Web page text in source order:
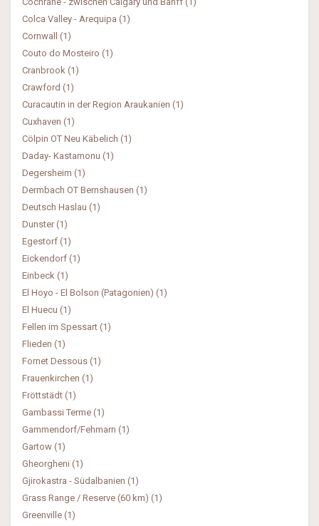
Colca Valley - Arequipa (1)
Cornwall (1)
Couto do Mosteiro (1)
Cranbrook (1)
Crawford (1)
Curacautin in der Region Araukanien (1)
Cuxhaven (1)
Cölpin OT Neu Käbelich (1)
Daday- Kastamonu (1)
Degersheim (1)
Dermbach OT Bernshausen (1)
Deutsch Haslau (1)
Dunster (1)
Egestorf (1)
Eickendorf (1)
Einbeck (1)
El Hoyo - El Bolson (Patagonien) (1)
El Huecu (1)
Fellen im Spessart (1)
Flieden (1)
Fornet Dessous (1)
Frauenkirchen (1)
Fröttstädt (1)
Gambassi Terme (1)
Gammendorf/Fehmarn (1)
Gartow (1)
Gheorgheni (1)
Gjirokastra - Südalbanien (1)
Grass Range / Reserve (60 km) (1)
Greenville (1)